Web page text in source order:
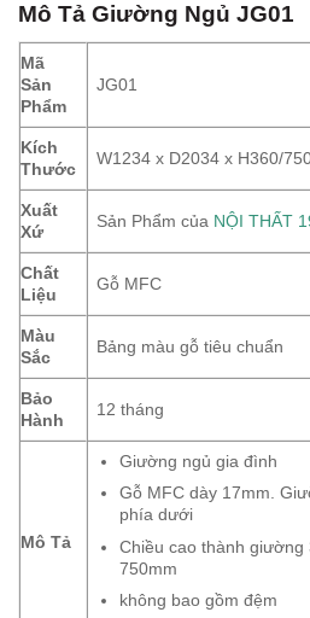
Mô Tả Giường Ngủ JG01
Mã
Sản
Phẩm
JG01
Kích
Thước
W1234 x D2034 x H360/
Xuất
Xứ
Sản Phẩm của NỘI THẤT
Chất
Liệu
Gỗ MFC
Màu
Sắc
Bảng màu gỗ tiêu chuẩn
Bảo
Hành
12 tháng
Mô Tả
Giường ngủ gia đình
Gỗ MFC dày 17mm.
phía dưới
Chiều cao thành
750mm
không bao gồm đệm